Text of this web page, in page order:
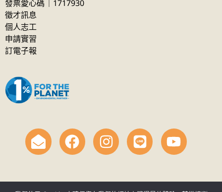
發票愛心碼｜1717930
徵才訊息
個人志工
申請實習
訂電子報